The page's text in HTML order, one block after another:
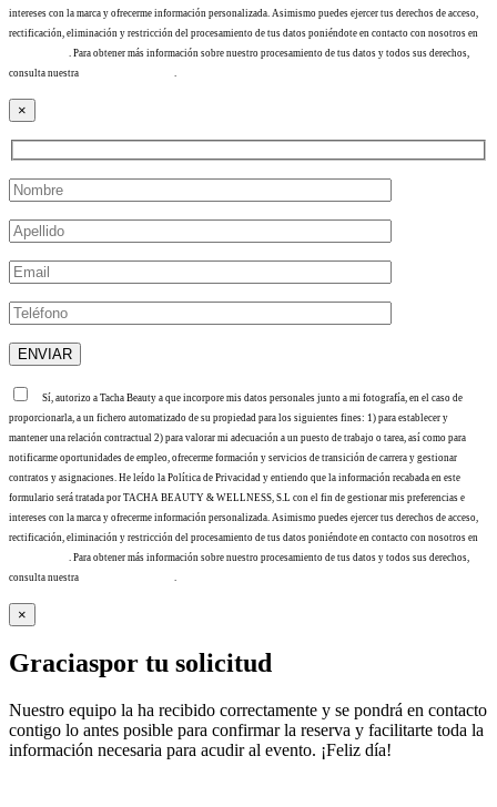
intereses con la marca y ofrecerme información personalizada. Asimismo puedes ejercer tus derechos de acceso,
rectificación, eliminación y restricción del procesamiento de tus datos poniéndote en contacto con nosotros en
. Para obtener más información sobre nuestro procesamiento de tus datos y todos sus derechos,
consulta nuestra
×
Sí, autorizo a Tacha Beauty a que incorpore mis datos personales junto a mi fotografía, en el caso de
proporcionarla, a un fichero automatizado de su propiedad para los siguientes fines: 1) para establecer y
mantener una relación contractual 2) para valorar mi adecuación a un puesto de trabajo o tarea, así como para
notificarme oportunidades de empleo, ofrecerme formación y servicios de transición de carrera y gestionar
contratos y asignaciones. He leído la Política de Privacidad y entiendo que la información recabada en este
formulario será tratada por TACHA BEAUTY & WELLNESS, S.L con el fin de gestionar mis preferencias e
intereses con la marca y ofrecerme información personalizada. Asimismo puedes ejercer tus derechos de acceso,
rectificación, eliminación y restricción del procesamiento de tus datos poniéndote en contacto con nosotros en
. Para obtener más información sobre nuestro procesamiento de tus datos y todos sus derechos,
consulta nuestra
.
×
Graciaspor tu solicitud
Nuestro equipo la ha recibido correctamente y se pondrá en contacto
contigo lo antes posible para confirmar la reserva y facilitarte toda la
información necesaria para acudir al evento. ¡Feliz día!